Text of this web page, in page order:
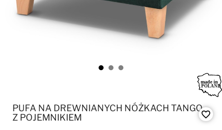
PUFA NA DREWNIANYCH NÓŻKACH TANGO
Z POJEMNIKIEM
favorite_border